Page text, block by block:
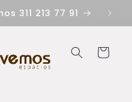
311 213 77 91
Carrito